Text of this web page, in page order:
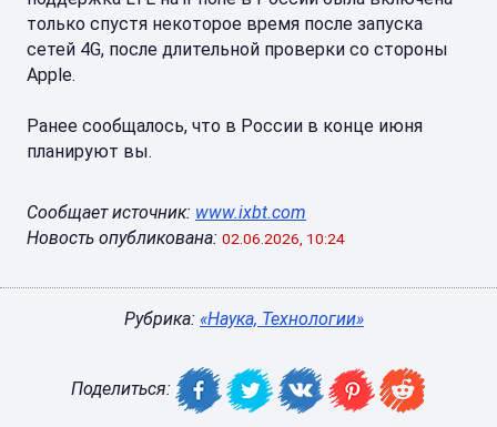
только спустя некоторое время после запуска
сетей 4G, после длительной проверки со стороны
Apple.
Ранее сообщалось, что в России в конце июня
планируют вы.
Сообщает источник: www.ixbt.com
Новость опубликована: 02.06.2026, 10:24
Рубрика: «Наука, Технологии»
Поделиться: